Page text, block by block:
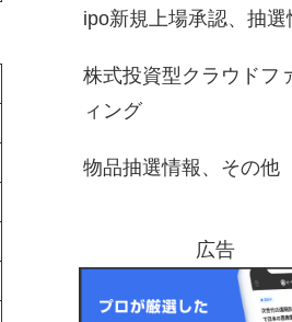
ipo新規上場承認、抽選
株式投資型クラウドフ
ィング
物品抽選情報、その他
広告